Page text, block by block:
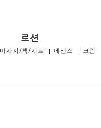
로션
마사지/팩/시트 에센스 크림